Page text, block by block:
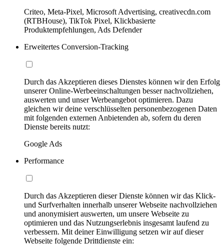
Criteo, Meta-Pixel, Microsoft Advertising, creativecdn.com
(RTBHouse), TikTok Pixel, Klickbasierte
Produktempfehlungen, Ads Defender
Erweitertes Conversion-Tracking
Durch das Akzeptieren dieses Dienstes können wir den Erfolg
unserer Online-Werbeeinschaltungen besser nachvollziehen,
auswerten und unser Werbeangebot optimieren. Dazu
gleichen wir deine verschlüsselten personenbezogenen Daten
mit folgenden externen Anbietenden ab, sofern du deren
Dienste bereits nutzt:
Google Ads
Performance
Durch das Akzeptieren dieser Dienste können wir das Klick-
und Surfverhalten innerhalb unserer Webseite nachvollziehen
und anonymisiert auswerten, um unsere Webseite zu
optimieren und das Nutzungserlebnis insgesamt laufend zu
verbessern. Mit deiner Einwilligung setzen wir auf dieser
Webseite folgende Drittdienste ein: